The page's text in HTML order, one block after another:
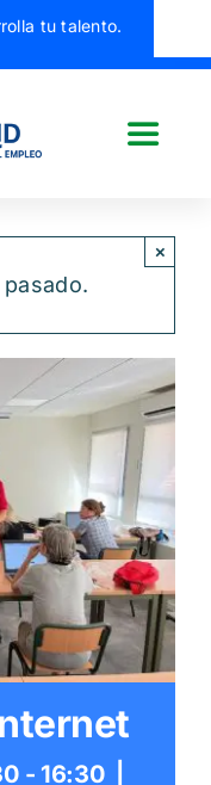
tu talento.
Toggle
×
- 16:30